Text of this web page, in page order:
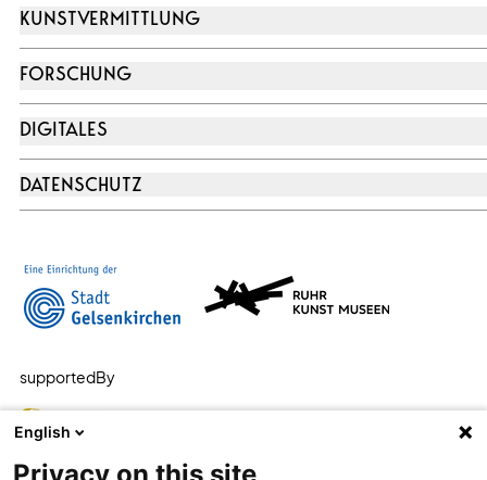
KUNSTVERMITTLUNG
FORSCHUNG
DIGITALES
DATENSCHUTZ
supportedBy
English